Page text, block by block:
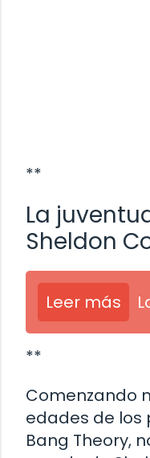
**
La
Sheldon
Leer más
**
Comenzando
edades de los
Bang Theory,